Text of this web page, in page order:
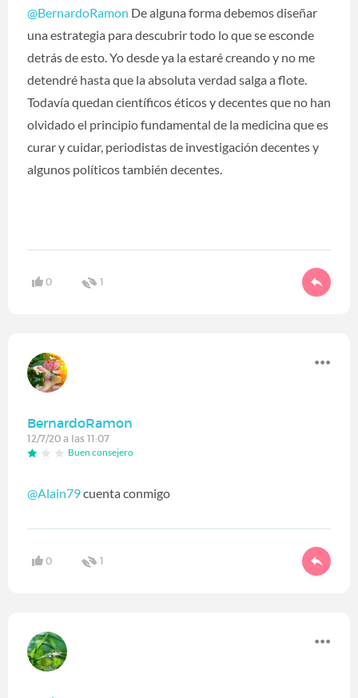
@BernardoRamon De alguna forma debemos diseñar
una estrategia para descubrir todo lo que se esconde
detrás de esto. Yo desde ya la estaré creando y no me
detendré hasta que la absoluta verdad salga a flote.
Todavía quedan científicos éticos y decentes que no han
olvidado el principio fundamental de la medicina que es
curar y cuidar, periodistas de investigación decentes y
algunos políticos también decentes.
0 1
BernardoRamon
12/7/20 a las 11:07
Buen consejero
@Alain79cuenta conmigo
0 1